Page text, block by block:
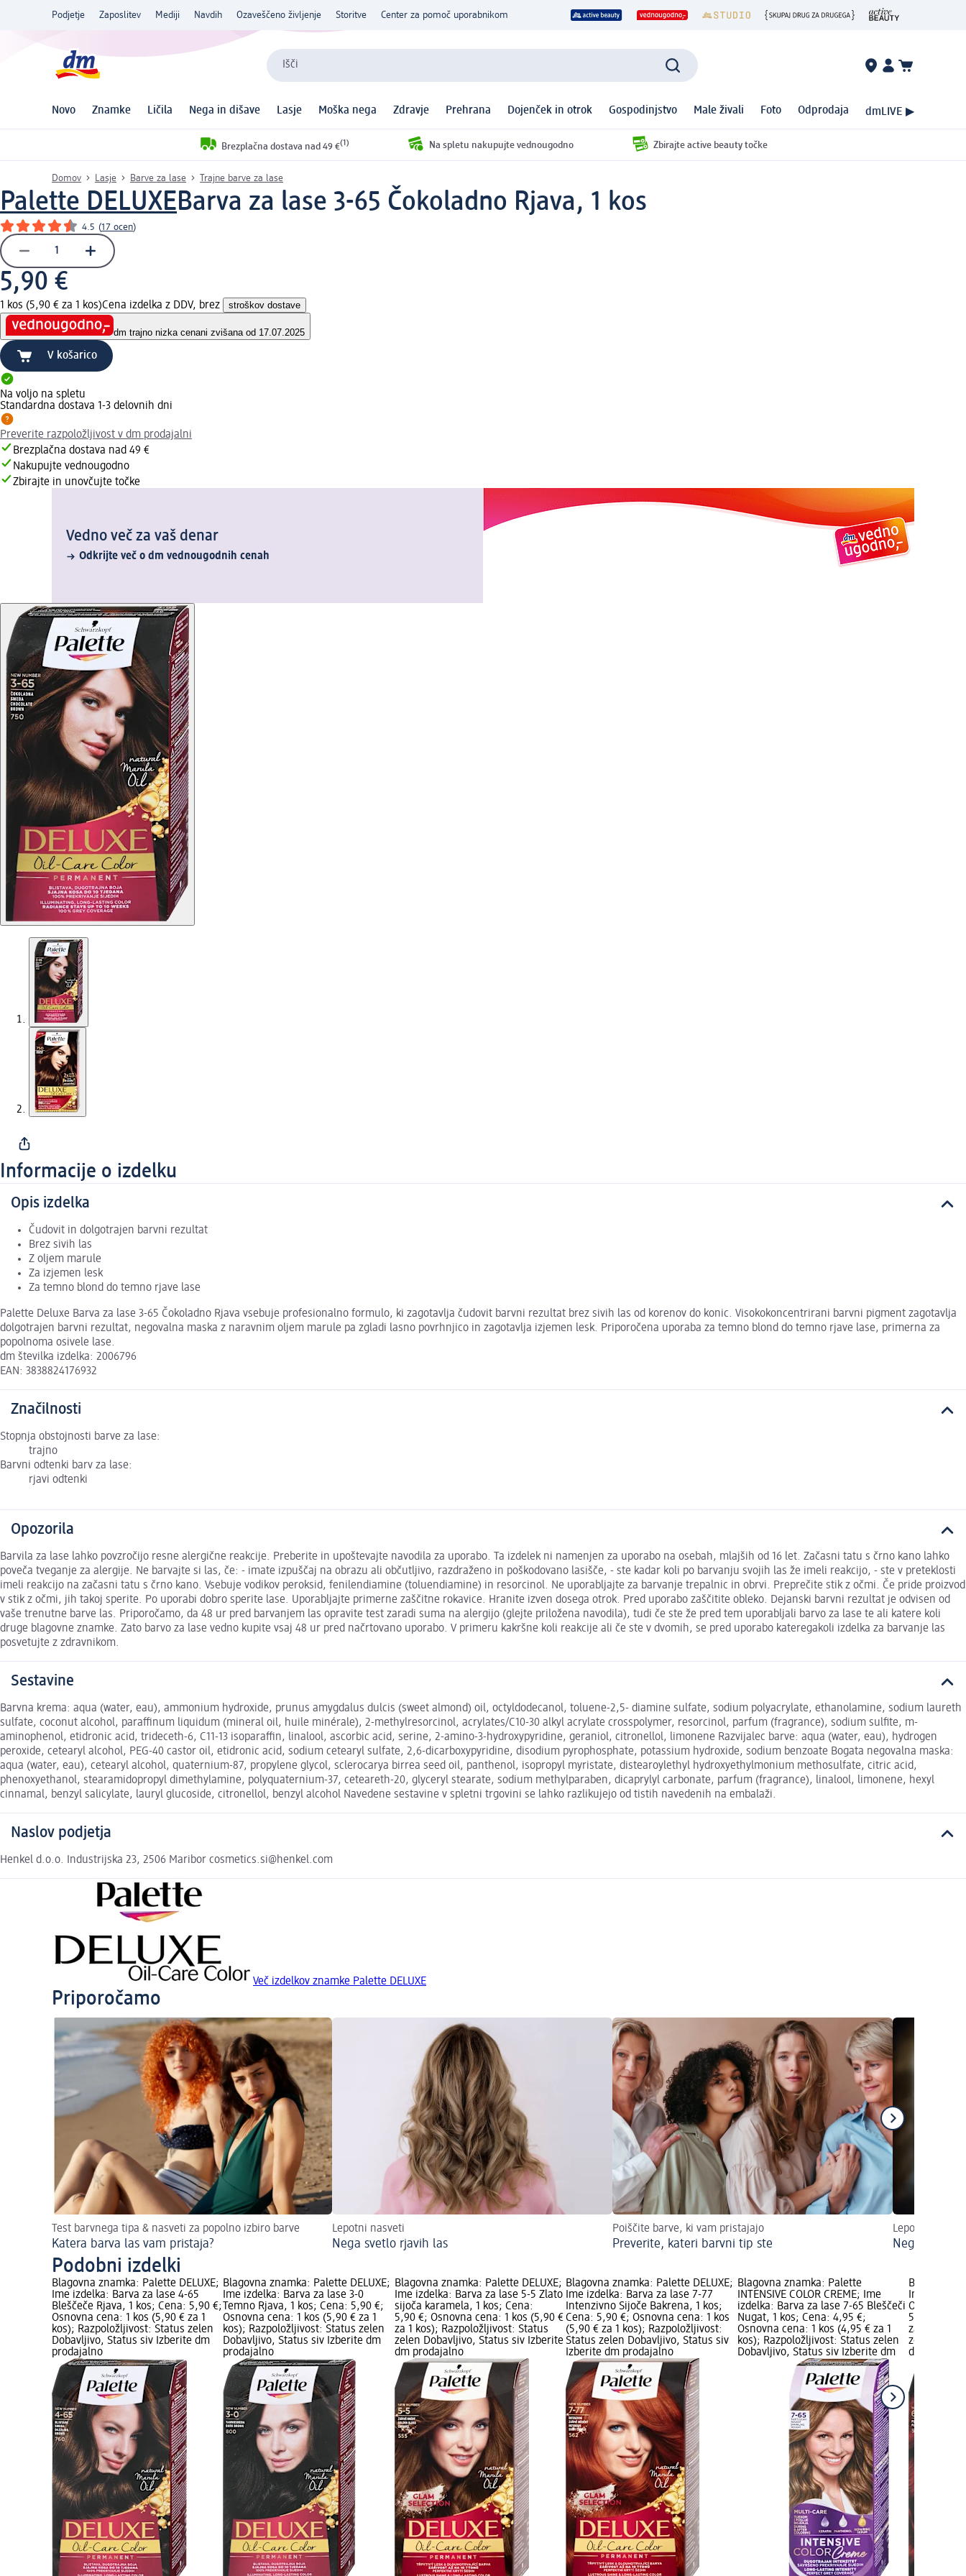
Podjetje Zaposlitev Mediji Navdih Ozaveščeno življenje Storitve Center za pomoč uporabnikom
Išči
Novo Znamke Ličila Nega in dišave Lasje Moška nega Zdravje Prehrana Dojenček in otrok Gospodinjstvo Male živali Foto Odprodaja dmLIVE ▶
Brezplačna dostava nad 49 €(1) Na spletu nakupujte vednougodno Zbirajte active beauty točke
Domov Lasje Barve za lase Trajne barve za lase
Palette DELUXEBarva za lase 3-65 Čokoladno Rjava, 1 kos
4.5 (17 ocen)
5,90 €
1 kos (5,90 € za 1 kos)Cena izdelka z DDV, brez stroškov dostave
dm trajno nizka cenani zvišana od 17.07.2025
V košarico
Na voljo na spletu
Standardna dostava 1-3 delovnih dni
Preverite razpoložljivost v dm prodajalni
Brezplačna dostava nad 49 €
Nakupujte vednougodno
Zbirajte in unovčujte točke
Vedno več za vaš denar
Odkrijte več o dm vednougodnih cenah
Informacije o izdelku
Opis izdelka
Čudovit in dolgotrajen barvni rezultat
Brez sivih las
Z oljem marule
Za izjemen lesk
Za temno blond do temno rjave lase
Palette Deluxe Barva za lase 3-65 Čokoladno Rjava vsebuje profesionalno formulo, ki zagotavlja čudovit barvni rezultat brez sivih las od korenov do konic. Visokokoncentrirani barvni pigment zagotavlja
dolgotrajen barvni rezultat, negovalna maska z naravnim oljem marule pa zgladi lasno povrhnjico in zagotavlja izjemen lesk. Priporočena uporaba za temno blond do temno rjave lase, primerna za
popolnoma osivele lase.
dm številka izdelka: 2006796
EAN: 3838824176932
Značilnosti
Stopnja obstojnosti barve za lase:
trajno
Barvni odtenki barv za lase:
rjavi odtenki
Opozorila
Barvila za lase lahko povzročijo resne alergične reakcije. Preberite in upoštevajte navodila za uporabo. Ta izdelek ni namenjen za uporabo na osebah, mlajših od 16 let. Začasni tatu s črno kano lahko
poveča tveganje za alergije. Ne barvajte si las, če: - imate izpuščaj na obrazu ali občutljivo, razdraženo in poškodovano lasišče, - ste kadar koli po barvanju svojih las že imeli reakcijo, - ste v preteklosti
imeli reakcijo na začasni tatu s črno kano. Vsebuje vodikov peroksid, fenilendiamine (toluendiamine) in resorcinol. Ne uporabljajte za barvanje trepalnic in obrvi. Preprečite stik z očmi. Če pride proizvod
v stik z očmi, jih takoj sperite. Po uporabi dobro sperite lase. Uporabljajte primerne zaščitne rokavice. Hranite izven dosega otrok. Pred uporabo zaščitite obleko. Dejanski barvni rezultat je odvisen od
vaše trenutne barve las. Priporočamo, da 48 ur pred barvanjem las opravite test zaradi suma na alergijo (glejte priložena navodila), tudi če ste že pred tem uporabljali barvo za lase te ali katere koli
druge blagovne znamke. Zato barvo za lase vedno kupite vsaj 48 ur pred načrtovano uporabo. V primeru kakršne koli reakcije ali če ste v dvomih, se pred uporabo kateregakoli izdelka za barvanje las
posvetujte z zdravnikom.
Sestavine
Barvna krema: aqua (water, eau), ammonium hydroxide, prunus amygdalus dulcis (sweet almond) oil, octyldodecanol, toluene-2,5- diamine sulfate, sodium polyacrylate, ethanolamine, sodium laureth
sulfate, coconut alcohol, paraffinum liquidum (mineral oil, huile minérale), 2-methylresorcinol, acrylates/C10-30 alkyl acrylate crosspolymer, resorcinol, parfum (fragrance), sodium sulfite, m-
aminophenol, etidronic acid, trideceth-6, C11-13 isoparaffin, linalool, ascorbic acid, serine, 2-amino-3-hydroxypyridine, geraniol, citronellol, limonene Razvijalec barve: aqua (water, eau), hydrogen
peroxide, cetearyl alcohol, PEG-40 castor oil, etidronic acid, sodium cetearyl sulfate, 2,6-dicarboxypyridine, disodium pyrophosphate, potassium hydroxide, sodium benzoate Bogata negovalna maska:
aqua (water, eau), cetearyl alcohol, quaternium-87, propylene glycol, sclerocarya birrea seed oil, panthenol, isopropyl myristate, distearoylethyl hydroxyethylmonium methosulfate, citric acid,
phenoxyethanol, stearamidopropyl dimethylamine, polyquaternium-37, ceteareth-20, glyceryl stearate, sodium methylparaben, dicaprylyl carbonate, parfum (fragrance), linalool, limonene, hexyl
cinnamal, benzyl salicylate, lauryl glucoside, citronellol, benzyl alcohol Navedene sestavine v spletni trgovini se lahko razlikujejo od tistih navedenih na embalaži.
Naslov podjetja
Henkel d.o.o. Industrijska 23, 2506 Maribor cosmetics.si@henkel.com
Več izdelkov znamke Palette DELUXE
Priporočamo
Test barvnega tipa & nasveti za popolno izbiro barve
Katera barva las vam pristaja?
Lepotni nasveti
Nega svetlo rjavih las
Poiščite barve, ki vam pristajajo
Preverite, kateri barvni tip ste
Lepotni nasveti
Nega rjavih
Podobni izdelki
Blagovna znamka: Palette DELUXE;
Ime izdelka: Barva za lase 4-65
Bleščeče Rjava, 1 kos; Cena: 5,90 €;
Osnovna cena: 1 kos (5,90 € za 1
kos); Razpoložljivost: Status zelen
Dobavljivo, Status siv Izberite dm
prodajalno
Blagovna znamka: Palette DELUXE;
Ime izdelka: Barva za lase 3-0
Temno Rjava, 1 kos; Cena: 5,90 €;
Osnovna cena: 1 kos (5,90 € za 1
kos); Razpoložljivost: Status zelen
Dobavljivo, Status siv Izberite dm
prodajalno
Blagovna znamka: Palette DELUXE;
Ime izdelka: Barva za lase 5-5 Zlato
sijoča karamela, 1 kos; Cena:
5,90 €; Osnovna cena: 1 kos (5,90 €
za 1 kos); Razpoložljivost: Status
zelen Dobavljivo, Status siv Izberite
dm prodajalno
Blagovna znamka: Palette DELUXE;
Ime izdelka: Barva za lase 7-77
Intenzivno Sijoče Bakrena, 1 kos;
Cena: 5,90 €; Osnovna cena: 1 kos
(5,90 € za 1 kos); Razpoložljivost:
Status zelen Dobavljivo, Status siv
Izberite dm prodajalno
Blagovna znamka: Palette
INTENSIVE COLOR CREME; Ime
izdelka: Barva za lase 7-65 Bleščeči
Nugat, 1 kos; Cena: 4,95 €;
Osnovna cena: 1 kos (4,95 € za 1
kos); Razpoložljivost: Status zelen
Dobavljivo, Status siv Izberite dm
Blagovna
Ime
Ognjeno
5,90 €;
za 1 kos);
zelen
dm